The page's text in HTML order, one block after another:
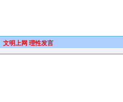
文明上网 理性发言